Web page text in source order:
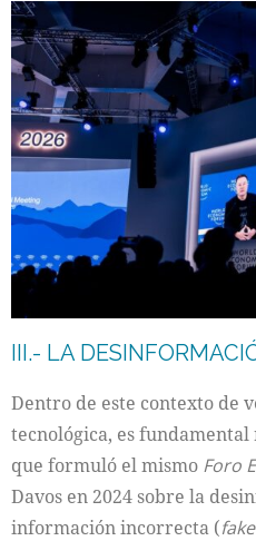
III.- LA
Dentro de este contexto de
tecnológica, es
que formuló el mismo Foro
Davos en 2024 sobre la
información incorrecta (